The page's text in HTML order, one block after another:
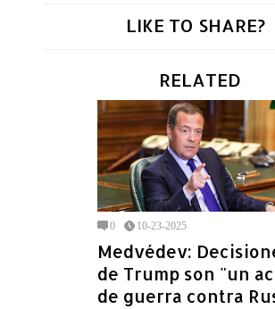
LIKE TO SHARE?
RELATED
0 10-23-2025
Medvédev:
de Trump son "un
de guerra contra